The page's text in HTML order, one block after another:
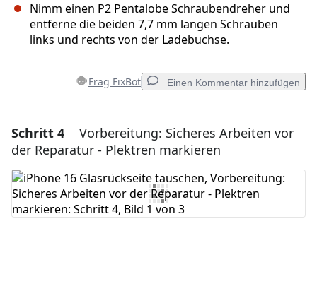
Nimm einen P2 Pentalobe Schraubendreher und
entferne die beiden 7,7 mm langen Schrauben
links und rechts von der Ladebuchse.
Frag FixBot Einen Kommentar hinzufügen
Einen Kommentar hinzufügen
Kommentar hinzufügen
Schritt 4
Vorbereitung: Sicheres Arbeiten vor
der Reparatur - Plektren markieren